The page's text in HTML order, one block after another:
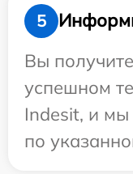
5
Вы
успешном
Indesit, и мы
по